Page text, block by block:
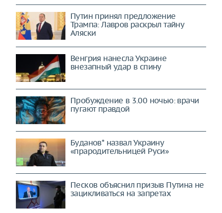
Путин принял предложение
Трампа: Лавров раскрыл тайну
Аляски
Венгрия нанесла Украине
внезапный удар в спину
Пробуждение в 3.00 ночью: врачи
пугают правдой
Буданов* назвал Украину
«прародительницей Руси»
Песков объяснил призыв Путина не
зацикливаться на запретах